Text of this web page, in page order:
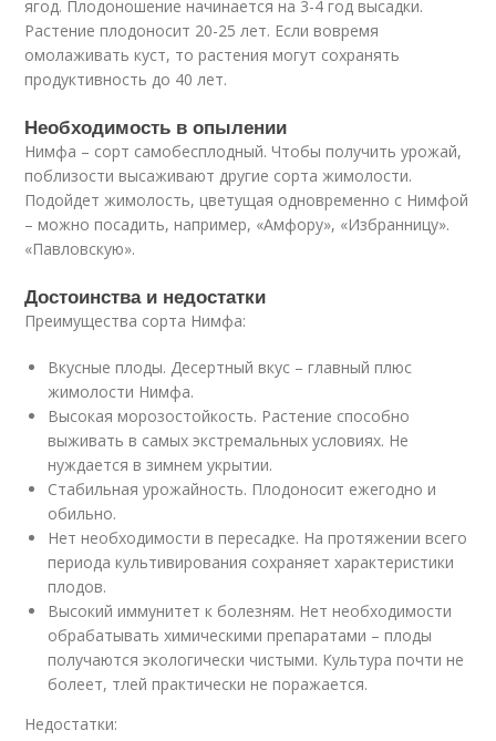
ягод. Плодоношение начинается на 3-4 год высадки.
Растение плодоносит 20-25 лет. Если вовремя
омолаживать куст, то растения могут сохранять
продуктивность до 40 лет.
Необходимость в опылении
Нимфа – сорт самобесплодный. Чтобы получить урожай,
поблизости высаживают другие сорта жимолости.
Подойдет жимолость, цветущая одновременно с Нимфой
– можно посадить, например, «Амфору», «Избранницу».
«Павловскую».
Достоинства и недостатки
Преимущества сорта Нимфа:
Вкусные плоды. Десертный вкус – главный плюс
жимолости Нимфа.
Высокая морозостойкость. Растение способно
выживать в самых экстремальных условиях. Не
нуждается в зимнем укрытии.
Стабильная урожайность. Плодоносит ежегодно и
обильно.
Нет необходимости в пересадке. На протяжении всего
периода культивирования сохраняет характеристики
плодов.
Высокий иммунитет к болезням. Нет необходимости
обрабатывать химическими препаратами – плоды
получаются экологически чистыми. Культура почти не
болеет, тлей практически не поражается.
Недостатки: